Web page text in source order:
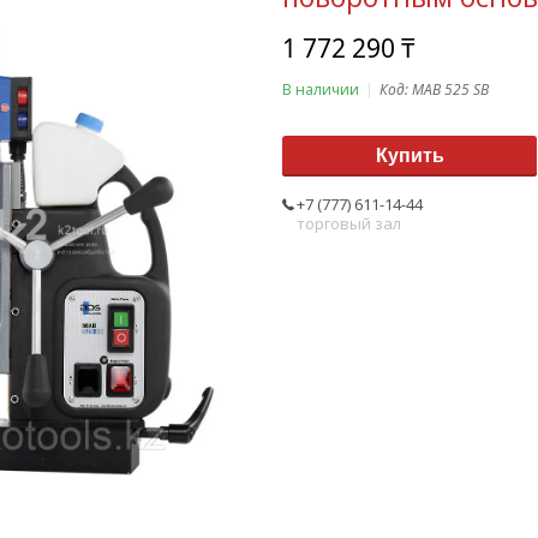
1 772 290 ₸
В наличии Код:MAB 525 SB
Купить
+7 (777) 611-14-44
торговый зал